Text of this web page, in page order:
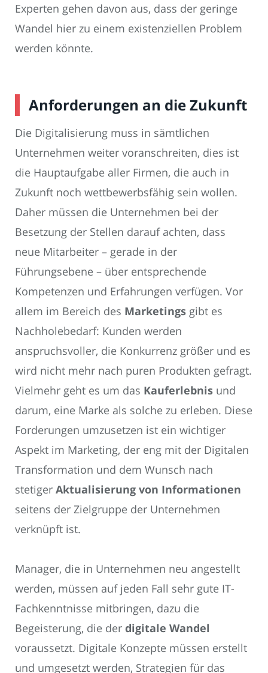
Experten gehen davon aus, dass der geringe
Wandel hier zu einem existenziellen Problem
werden könnte.
Anforderungen an die Zukunft
Die Digitalisierung muss in sämtlichen
Unternehmen weiter voranschreiten, dies ist
die Hauptaufgabe aller Firmen, die auch in
Zukunft noch wettbewerbsfähig sein wollen.
Daher müssen die Unternehmen bei der
Besetzung der Stellen darauf achten, dass
neue Mitarbeiter – gerade in der
Führungsebene – über entsprechende
Kompetenzen und Erfahrungen verfügen. Vor
allem im Bereich des Marketings gibt es
Nachholebedarf: Kunden werden
anspruchsvoller, die Konkurrenz größer und es
wird nicht mehr nach puren Produkten gefragt.
Vielmehr geht es um das Kauferlebnis und
darum, eine Marke als solche zu erleben. Diese
Forderungen umzusetzen ist ein wichtiger
Aspekt im Marketing, der eng mit der Digitalen
Transformation und dem Wunsch nach
stetiger Aktualisierung von Informationen
seitens der Zielgruppe der Unternehmen
verknüpft ist.
Manager, die in Unternehmen neu angestellt
werden, müssen auf jeden Fall sehr gute IT-
Fachkenntnisse mitbringen, dazu die
Begeisterung, die der digitale Wandel
voraussetzt. Digitale Konzepte müssen erstellt
und umgesetzt werden, Strategien für das